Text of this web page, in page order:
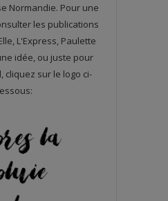
Normandie. Pour une
les publications
L'Express, Paulette
idée, ou juste pour
cliquez sur le logo ci-